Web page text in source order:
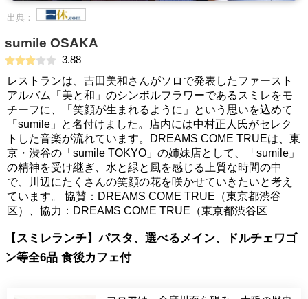
出典：
sumile OSAKA
3.88
レストランは、吉田美和さんがソロで発表したファースト
アルバム「美と和」のシンボルフラワーであるスミレをモ
チーフに、「笑顔が生まれるように」という思いを込めて
「sumile」と名付けました。店内には中村正人氏がセレク
トした音楽が流れています。DREAMS COME TRUEは、東
京・渋谷の「sumile TOKYO」の姉妹店として、「sumile」
の精神を受け継ぎ、水と緑と風を感じる上質な時間の中
で、川辺にたくさんの笑顔の花を咲かせていきたいと考え
ています。 協賛：DREAMS COME TRUE（東京都渋谷
区）、協力：DREAMS COME TRUE（東京都渋谷区
【スミレランチ】パスタ、選べるメイン、ドルチェワゴ
ン等全6品 食後カフェ付